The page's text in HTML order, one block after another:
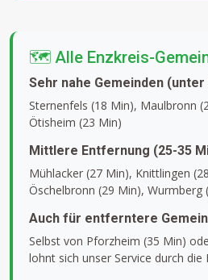
🗺️ Alle Enzkreis-
Sehr nahe Gemeinden (unter
Sternenfels (18 Min), Maulbronn
Ötisheim (23 Min)
Mittlere Entfernung (25-35
Mühlacker (27 Min), Knittlingen
Öschelbronn (29 Min), Wurmberg
Auch für entferntere
Selbst von Pforzheim (35 Min)
lohnt sich unser Service durch die